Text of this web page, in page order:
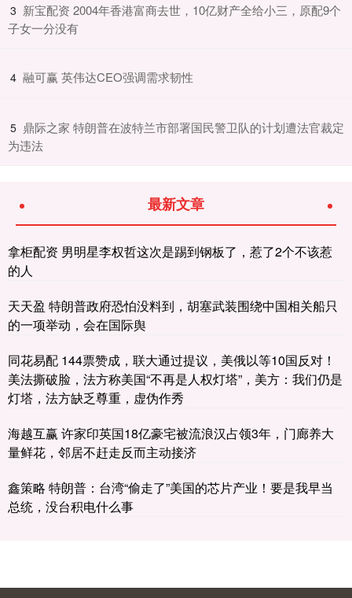
3 ​新宝配资 2004年香港富商去世，10亿财产全给小三，原配9个
子女一分没有
4 ​融可赢 英伟达CEO强调需求韧性
5 ​鼎际之家 特朗普在波特兰市部署国民警卫队的计划遭法官裁定
为违法
最新文章
拿柜配资 男明星李权哲这次是踢到钢板了，惹了2个不该惹
的人
天天盈 特朗普政府恐怕没料到，胡塞武装围绕中国相关船只
的一项举动，会在国际舆
同花易配 144票赞成，联大通过提议，美俄以等10国反对！
美法撕破脸，法方称美国“不再是人权灯塔”，美方：我们仍是
灯塔，法方缺乏尊重，虚伪作秀
海越互赢 许家印英国18亿豪宅被流浪汉占领3年，门廊养大
量鲜花，邻居不赶走反而主动接济
鑫策略 特朗普：台湾“偷走了”美国的芯片产业！要是我早当
总统，没台积电什么事